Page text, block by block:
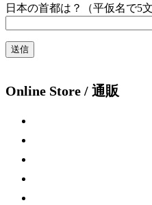
日本の首都は？（平仮名で5文
Online Store / 通販